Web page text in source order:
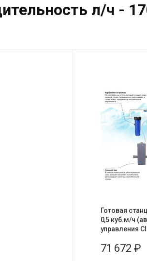
л/ч -
Готовая
0,5 куб.м/ч
управления
71 672₽